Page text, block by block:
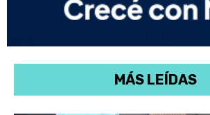
MÁS LEÍDAS